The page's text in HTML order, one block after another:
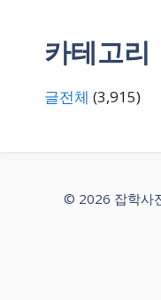
카테고리
글전체 (3,915)
© 2026 잡학사